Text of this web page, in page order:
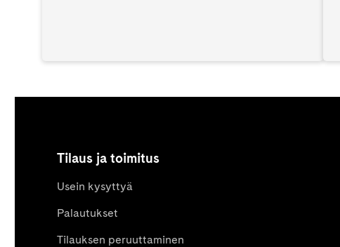
Tilaus ja toimitus
Usein kysyttyä
Palautukset
Tilauksen peruuttaminen